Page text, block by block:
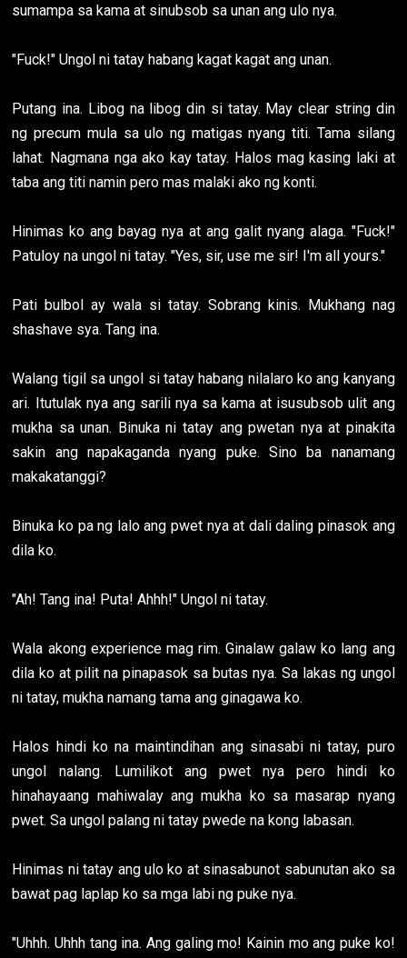
sumampa sa kama at sinubsob sa unan ang ulo nya.
"Fuck!" Ungol ni tatay habang kagat kagat ang unan.
Putang ina. Libog na libog din si tatay. May clear string din
ng precum mula sa ulo ng matigas nyang titi. Tama silang
lahat. Nagmana nga ako kay tatay. Halos mag kasing laki at
taba ang titi namin pero mas malaki ako ng konti.
Hinimas ko ang bayag nya at ang galit nyang alaga. "Fuck!"
Patuloy na ungol ni tatay. "Yes, sir, use me sir! I'm all yours."
Pati bulbol ay wala si tatay. Sobrang kinis. Mukhang nag
shashave sya. Tang ina.
Walang tigil sa ungol si tatay habang nilalaro ko ang kanyang
ari. Itutulak nya ang sarili nya sa kama at isusubsob ulit ang
mukha sa unan. Binuka ni tatay ang pwetan nya at pinakita
sakin ang napakaganda nyang puke. Sino ba nanamang
makakatanggi?
Binuka ko pa ng lalo ang pwet nya at dali daling pinasok ang
dila ko.
"Ah! Tang ina! Puta! Ahhh!" Ungol ni tatay.
Wala akong experience mag rim. Ginalaw galaw ko lang ang
dila ko at pilit na pinapasok sa butas nya. Sa lakas ng ungol
ni tatay, mukha namang tama ang ginagawa ko.
Halos hindi ko na maintindihan ang sinasabi ni tatay, puro
ungol nalang. Lumilikot ang pwet nya pero hindi ko
hinahayaang mahiwalay ang mukha ko sa masarap nyang
pwet. Sa ungol palang ni tatay pwede na kong labasan.
Hinimas ni tatay ang ulo ko at sinasabunot sabunutan ako sa
bawat pag laplap ko sa mga labi ng puke nya.
"Uhhh. Uhhh tang ina. Ang galing mo! Kainin mo ang puke ko!